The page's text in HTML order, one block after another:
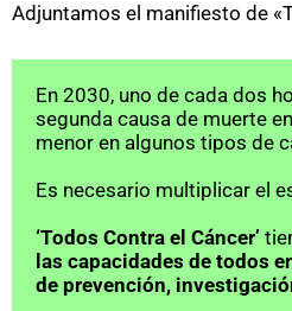
Adjuntamos el manifiesto de
En 2030, uno de cada dos
segunda causa de muerte
menor en algunos tipos de
Es necesario multiplicar el
‘Todos Contra el Cáncer’
las capacidades de todos
de prevención,